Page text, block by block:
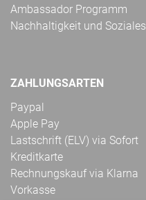
Ambassador Programm
Nachhaltigkeit und Soziales
ZAHLUNGSARTEN
Paypal
Apple Pay
Lastschrift (ELV) via Sofort
Kreditkarte
Rechnungskauf via Klarna
Vorkasse